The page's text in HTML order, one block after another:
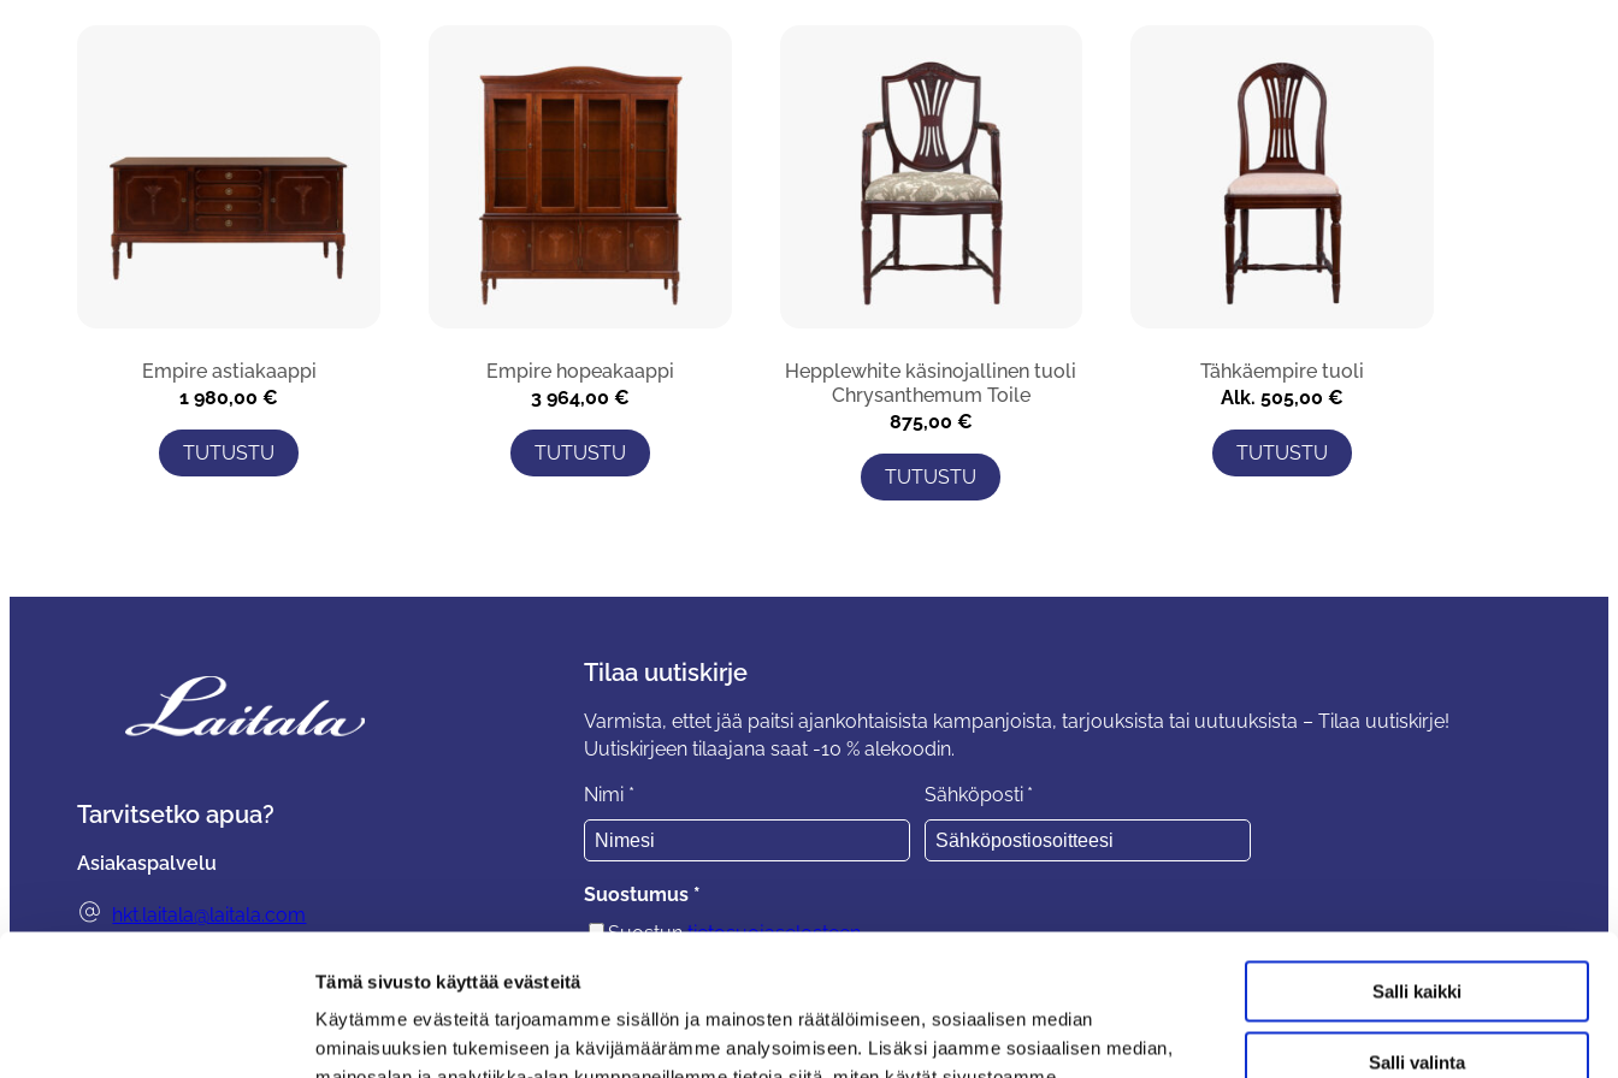
Tämä sivusto käyttää evästeitä
Käytämme evästeitä tarjoamamme sisällön ja mainosten räätälöimiseen, sosiaalisen median
ominaisuuksien tukemiseen ja kävijämäärämme analysoimiseen. Lisäksi jaamme sosiaalisen median,
Salli kaikki
Salli valinta
Empire astiakaappi
1 980,00€
TUTUSTU
Empire hopeakaappi
3 964,00 €
TUTUSTU
Hepplewhite käsinojallinen tuoli
Chrysanthemum Toile
875,00 €
TUTUSTU
Tähkäempire tuoli
Alk. 505,00 €
TUTUSTU
Tarvitsetko apua?
Asiakaspalvelu
hkt.laitala@laitala.com
Usein kysyttyä – Hyvät neuvot kullan kalliit
Tilaa uutiskirje
Varmista, ettet jää paitsi ajankohtaisista kampanjoista, tarjouksista tai uutuuksista – Tilaa uutiskirje!
Uutiskirjeen tilaajana saat -10 % alekoodin.
Nimi * Sähköposti *
Suostumus *
Suostuntietosuojaselosteen